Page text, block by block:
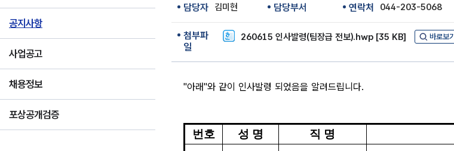
공지사항
사업공고
채용정보
포상공개검증
담당자 김미현 담당부서 연락처 044-203-5068
첨부파
일
260615 인사발령(팀장급 전보).hwp [35 KB] 바로보기
"아래"와 같이 인사발령 되었음을 알려드립니다.
번호 성 명 직 명